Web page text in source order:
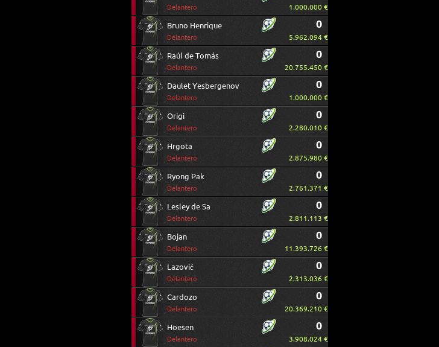
Delantero 1.000.000 €
Bruno Henrique
Delantero
0
5.962.094 €
Raúl de Tomás
Delantero
0
20.755.450 €
Daulet Yesbergenov
Delantero
0
1.000.000 €
Origi
Delantero
0
2.280.010 €
Hrgota
Delantero
0
2.875.980 €
Ryong Pak
Delantero
0
2.761.371 €
Lesley de Sa
Delantero
0
2.811.113 €
Bojan
Delantero
0
11.393.726 €
Lazović
Delantero
0
2.313.036 €
Cardozo
Delantero
0
20.369.210 €
Hoesen
Delantero
0
3.908.024 €